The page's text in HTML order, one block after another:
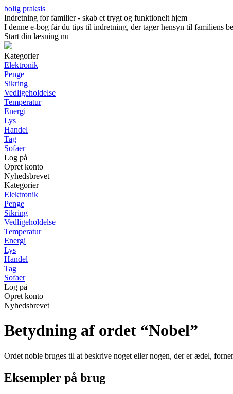
bolig praksis
Indretning for familier - skab et trygt og funktionelt hjem
I denne e-bog får du tips til indretning, der tager hensyn til familiens
Start din læsning nu
Kategorier
Elektronik
Penge
Sikring
Vedligeholdelse
Temperatur
Energi
Lys
Handel
Tag
Sofaer
Log på
Opret konto
Nyhedsbrevet
Kategorier
Elektronik
Penge
Sikring
Vedligeholdelse
Temperatur
Energi
Lys
Handel
Tag
Sofaer
Log på
Opret konto
Nyhedsbrevet
Betydning af ordet “Nobel”
Ordet noble bruges til at beskrive noget eller nogen, der er ædel,
Eksempler på brug